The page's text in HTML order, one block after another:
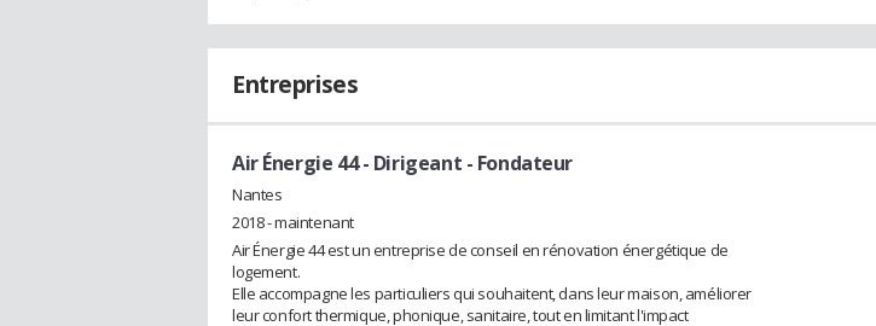
Entreprises
Air Énergie 44- Dirigeant - Fondateur
Nantes
2018 - maintenant
Air Énergie 44 est un entreprise de conseil en rénovation énergétique de
logement.
Elle accompagne les particuliers qui souhaitent, dans leur maison, améliorer
leur confort thermique, phonique, sanitaire, tout en limitant l'impact